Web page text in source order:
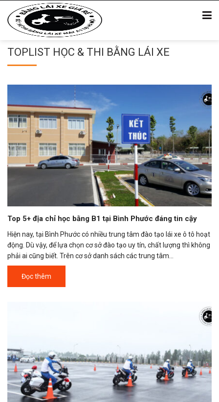
TOPLIST HỌC & THI BẰNG LÁI XE
Top 5+ địa chỉ học bằng B1 tại Bình Phước đáng tin cậy
Hiện nay, tại Bình Phước có nhiều trung tâm đào tạo lái xe ô tô hoạt
động. Dù vậy, để lựa chọn cơ sở đào tạo uy tín, chất lượng thì không
phải ai cũng biết. Trên cơ sở danh sách các trung tâm...
Đọc thêm